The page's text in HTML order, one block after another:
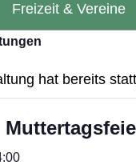
Freizeit & Vereine
hat bereits